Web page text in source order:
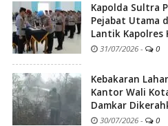
Kapolda Sultra
Pejabat Utama
Lantik Kapolres
31/07/2026 - 0
Kebakaran
Kantor Wali
Damkar
30/07/2026 - 0